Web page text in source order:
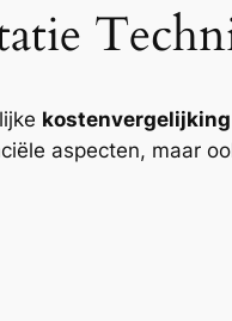
kostenvergelijking
aspecten, maar